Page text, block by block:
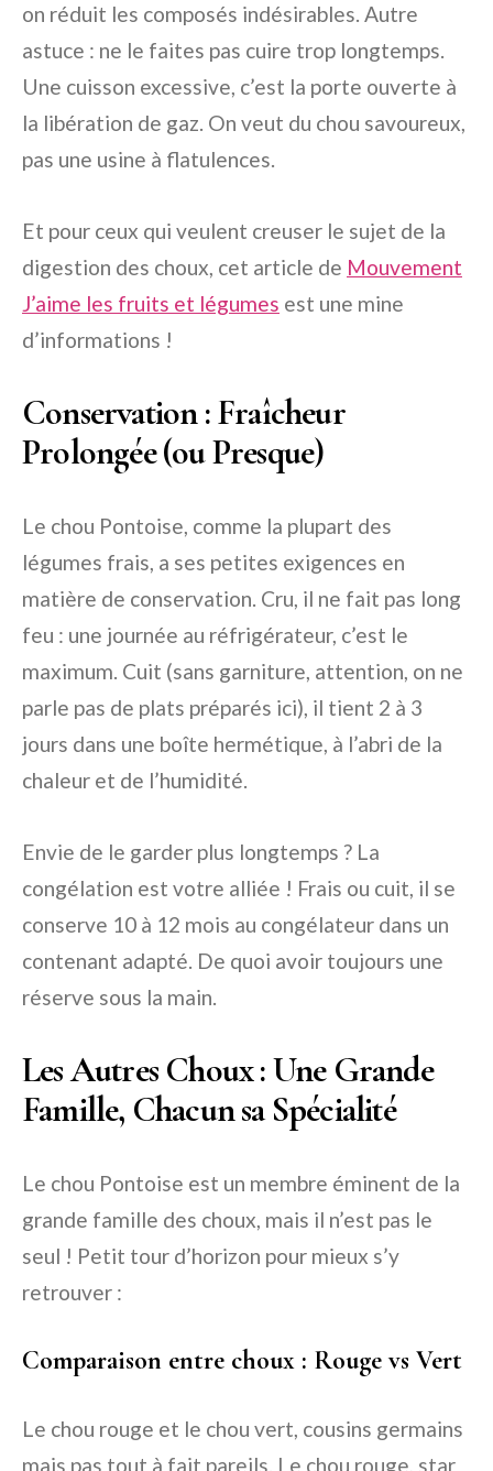
on réduit les composés indésirables. Autre
astuce : ne le faites pas cuire trop longtemps.
Une cuisson excessive, c’est la porte ouverte à
la libération de gaz. On veut du chou savoureux,
pas une usine à flatulences.
Et pour ceux qui veulent creuser le sujet de la
digestion des choux, cet article de Mouvement
J’aime les fruits et légumes est une mine
d’informations !
Conservation : Fraîcheur
Prolongée (ou Presque)
Le chou Pontoise, comme la plupart des
légumes frais, a ses petites exigences en
matière de conservation. Cru, il ne fait pas long
feu : une journée au réfrigérateur, c’est le
maximum. Cuit (sans garniture, attention, on ne
parle pas de plats préparés ici), il tient 2 à 3
jours dans une boîte hermétique, à l’abri de la
chaleur et de l’humidité.
Envie de le garder plus longtemps ? La
congélation est votre alliée ! Frais ou cuit, il se
conserve 10 à 12 mois au congélateur dans un
contenant adapté. De quoi avoir toujours une
réserve sous la main.
Les Autres Choux : Une Grande
Famille, Chacun sa Spécialité
Le chou Pontoise est un membre éminent de la
grande famille des choux, mais il n’est pas le
seul ! Petit tour d’horizon pour mieux s’y
retrouver :
Comparaison entre choux : Rouge vs Vert
Le chou rouge et le chou vert, cousins germains
mais pas tout à fait pareils. Le chou rouge, star